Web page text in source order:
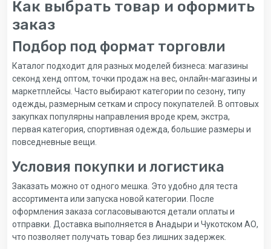
Как выбрать товар и оформить
заказ
Подбор под формат торговли
Каталог подходит для разных моделей бизнеса: магазины
секонд хенд оптом, точки продаж на вес, онлайн-магазины и
маркетплейсы. Часто выбирают категории по сезону, типу
одежды, размерным сеткам и спросу покупателей. В оптовых
закупках популярны направления вроде крем, экстра,
первая категория, спортивная одежда, большие размеры и
повседневные вещи.
Условия покупки и логистика
Заказать можно от одного мешка. Это удобно для теста
ассортимента или запуска новой категории. После
оформления заказа согласовываются детали оплаты и
отправки. Доставка выполняется в Анадыри и Чукотском АО,
что позволяет получать товар без лишних задержек.